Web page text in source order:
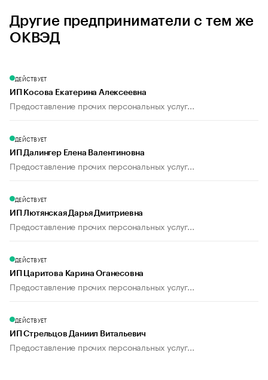
Другие предприниматели с тем же
ОКВЭД
ДЕЙСТВУЕТ
ИП Косова Екатерина Алексеевна
Предоставление прочих персональных услуг...
ДЕЙСТВУЕТ
ИП Далингер Елена Валентиновна
Предоставление прочих персональных услуг...
ДЕЙСТВУЕТ
ИП Лютянская Дарья Дмитриевна
Предоставление прочих персональных услуг...
ДЕЙСТВУЕТ
ИП Царитова Карина Оганесовна
Предоставление прочих персональных услуг...
ДЕЙСТВУЕТ
ИП Стрельцов Даниил Витальевич
Предоставление прочих персональных услуг...